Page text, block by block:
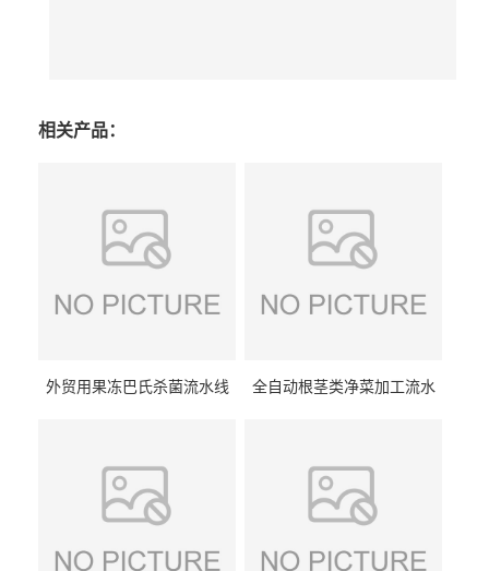
相关产品：
外贸用果冻巴氏杀菌流水线
全自动根茎类净菜加工流水